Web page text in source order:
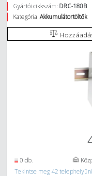
Gyártói cikkszám: DRC-180B
Kategória:Akkumulátortöltők
0 db.
Tekintse meg 42